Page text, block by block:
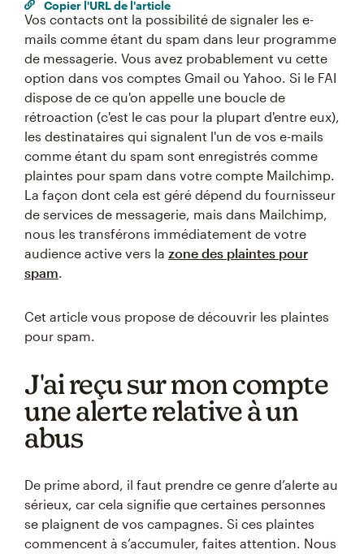
Copier l'URL de l'article
Vos contacts ont la possibilité de signaler les e-
mails comme étant du spam dans leur programme
de messagerie. Vous avez probablement vu cette
option dans vos comptes Gmail ou Yahoo. Si le FAI
dispose de ce qu'on appelle une boucle de
rétroaction (c'est le cas pour la plupart d'entre eux),
les destinataires qui signalent l'un de vos e-mails
comme étant du spam sont enregistrés comme
plaintes pour spam dans votre compte Mailchimp.
La façon dont cela est géré dépend du fournisseur
de services de messagerie, mais dans Mailchimp,
nous les transférons immédiatement de votre
audience active vers la zone des plaintes pour
spam.
Cet article vous propose de découvrir les plaintes
pour spam.
J'ai reçu sur mon compte
une alerte relative à un
abus
De prime abord, il faut prendre ce genre d’alerte au
sérieux, car cela signifie que certaines personnes
se plaignent de vos campagnes. Si ces plaintes
commencent à s’accumuler, faites attention. Nous